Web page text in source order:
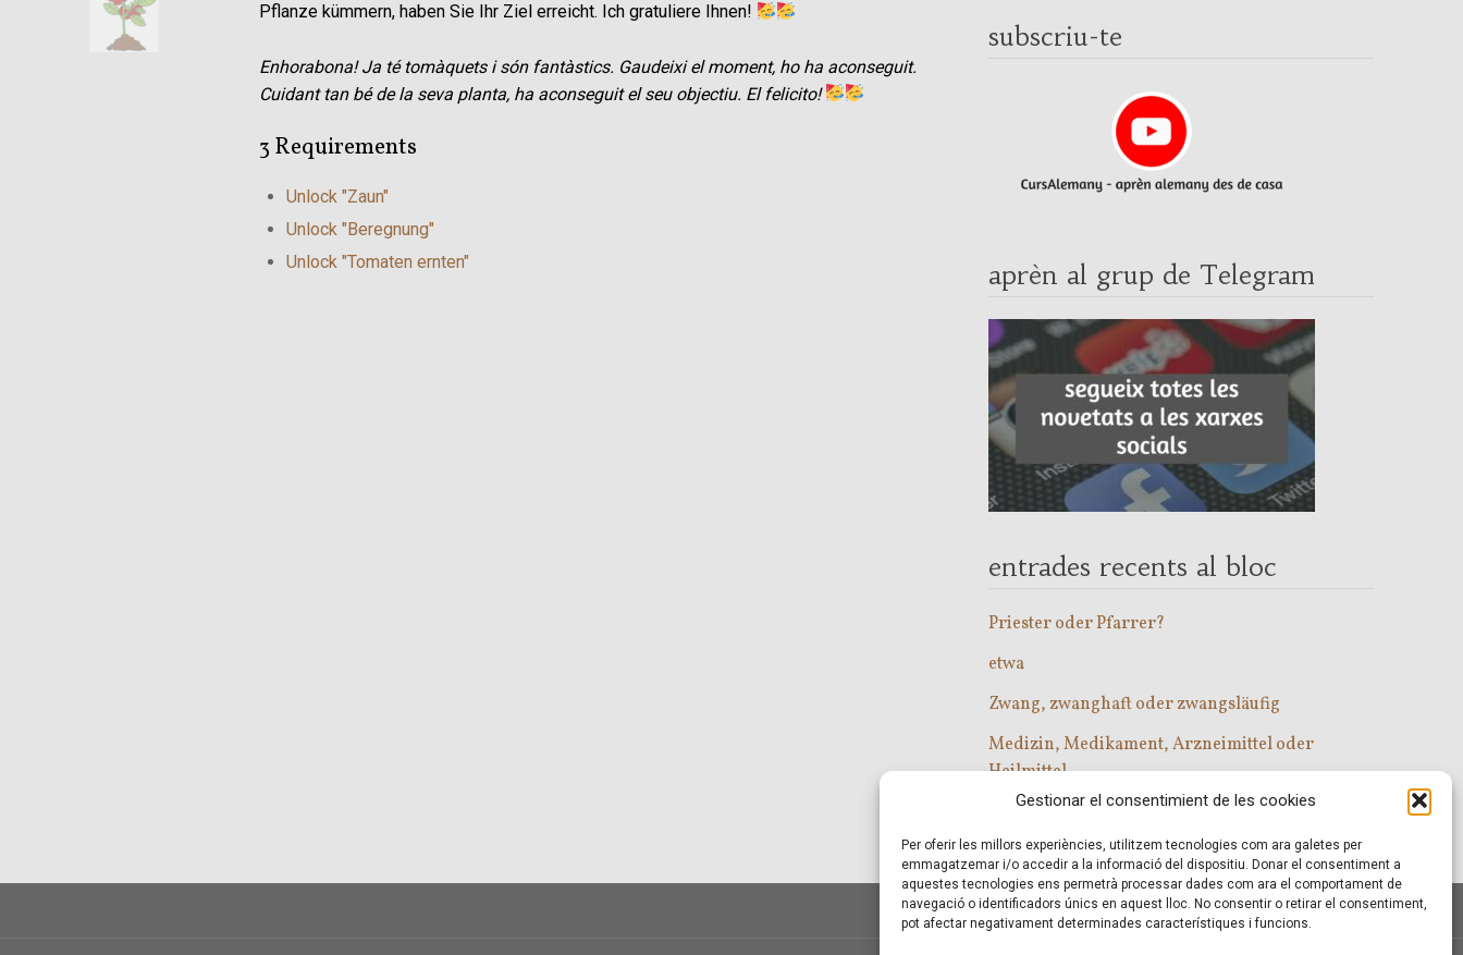
Gestionar el consentimient de les cookies
Per oferir les millors experiències, utilitzem tecnologies com ara galetes per
emmagatzemar i/o accedir a la informació del dispositiu. Donar el consentiment a
aquestes tecnologies ens permetrà processar dades com ara el comportament de
navegació o identificadors únics en aquest lloc. No consentir o retirar el consentiment,
pot afectar negativament determinades característiques i funcions.
Pflanze kümmern, haben Sie Ihr Ziel erreicht. Ich gratuliere Ihnen!
Enhorabona! Ja té tomàquets i són fantàstics. Gaudeixi el moment, ho ha aconseguit.
Cuidant tan bé de la seva planta, ha aconseguit el seu objectiu. El felicito!
3 Requirements
Unlock "Zaun"
Unlock "Beregnung"
Unlock "Tomaten ernten"
subscriu-te
aprèn al grup de Telegram
entrades recents al bloc
Priester oder Pfarrer?
etwa
Zwang, zwanghaft oder zwangsläufig
Medizin, Medikament, Arzneimittel oder
Heilmittel
Com entrar a les classes d’alemany?